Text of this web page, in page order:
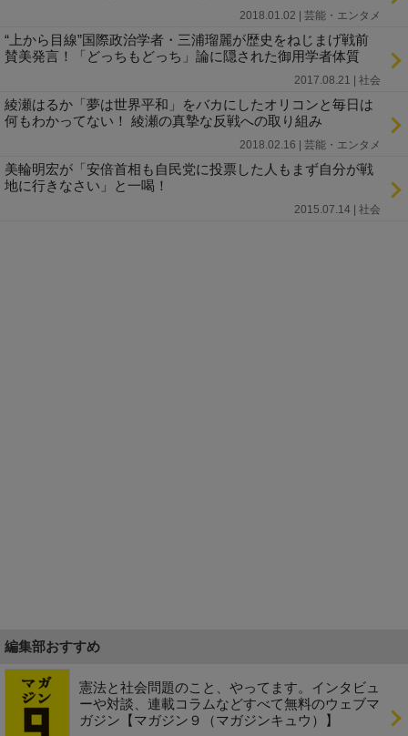
2018.01.02 | 芸能・エンタメ
“上から目線”国際政治学者・三浦瑠麗が歴史をねじまげ戦前
賛美発言！「どっちもどっち」論に隠された御用学者体質
2017.08.21 | 社会
綾瀬はるか「夢は世界平和」をバカにしたオリコンと毎日は
何もわかってない！ 綾瀬の真摯な反戦への取り組み
2018.02.16 | 芸能・エンタメ
美輪明宏が「安倍首相も自民党に投票した人もまず自分が戦
地に行きなさい」と一喝！
2015.07.14 | 社会
編集部おすすめ
憲法と社会問題のこと、やってます。インタビュ
ーや対談、連載コラムなどすべて無料のウェブマ
ガジン【マガジン９（マガジンキュウ）】